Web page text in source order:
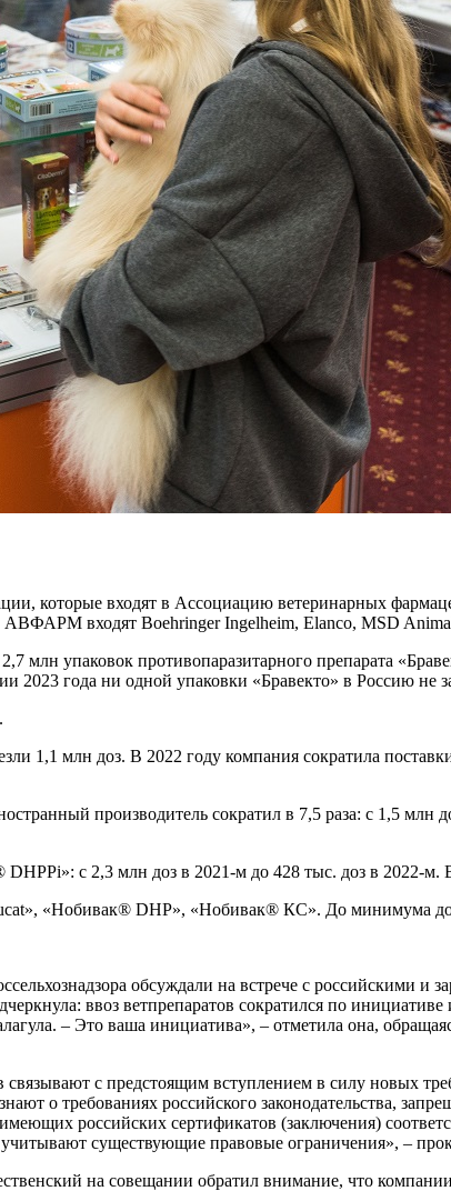
которые входят в Ассоциацию ветеринарных
входят Boehringer Ingelheim, Elanco, MSD
млн упаковок противопаразитарного препарата
2023 года ни одной упаковки «Бравекто» в Россию не
1,1 млн доз. В 2022 году компания сократила
производитель сократил в 7,5 раза: с 1,5 млн
с 2,3 млн доз в 2021-м до 428 тыс. доз в 2022-м.
«Нобивак® DHP», «Нобивак® КС». До минимума
обсуждали на встрече с российскими
ввоз ветпрепаратов сократился по
– Это ваша инициатива», – отметила она,
с предстоящим вступлением в силу новых
о требованиях российского законодательства,
российских сертификатов (заключения)
существующие правовые ограничения», –
на совещании обратил внимание, что